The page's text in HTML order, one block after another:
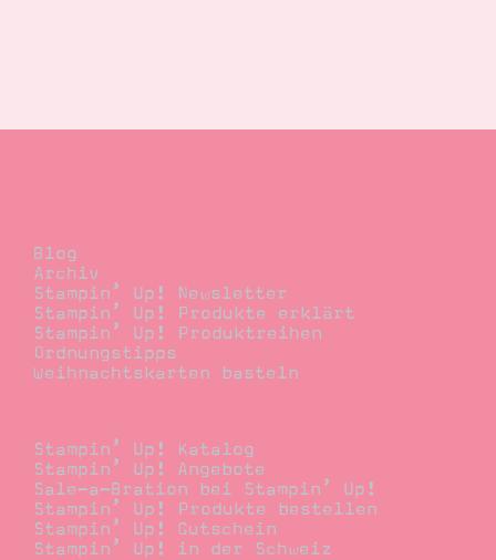
Blog
Archiv
Stampin’ Up! Newsletter
Stampin’ Up! Produkte erklärt
Stampin’ Up! Produktreihen
Ordnungstipps
Weihnachtskarten basteln
Stampin’ Up! Katalog
Stampin’ Up! Angebote
Sale-a-Bration bei Stampin’ Up!
Stampin’ Up! Produkte bestellen
Stampin’ Up! Gutschein
Stampin’ Up! in der Schweiz